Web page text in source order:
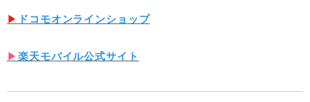
▶︎ ドコモオンラインショップ
▶︎ 楽天モバイル公式サイト